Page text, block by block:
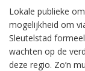
Lokale publieke
mogelijkheid om
Sleutelstad
wachten op de
deze regio. Zo’n